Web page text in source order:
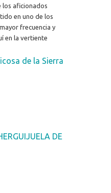
los aficionados
en uno de los
frecuencia y
en la vertiente
de la Sierra
DE